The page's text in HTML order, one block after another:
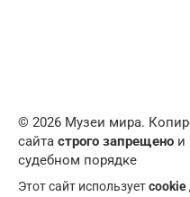
© 2026 Музеи мира.
сайта строго запрещено и
судебном порядке
Этот сайт используетcookie